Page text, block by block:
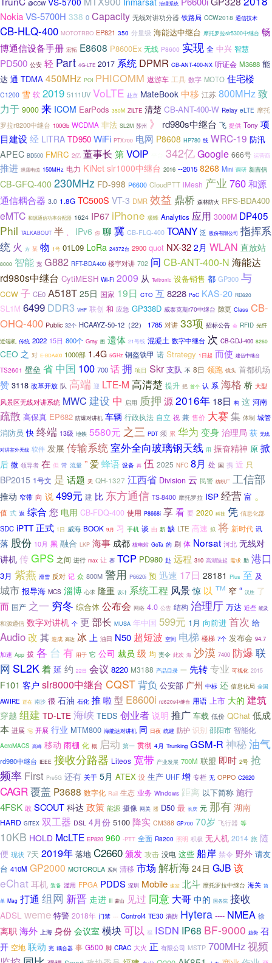
@CCW 治理系统
NokiaVS-5700H 338 0 Capacity 无线对讲功分器 铁路局 CCW2018 通信技术
CB-HLQ-400 MOTOTRBO EP821 350 分量级 海能达中继台 摩托罗拉slr5300中继台 畅
博通信设备手册 宏拓 E8608 P8600Ex 无线 P8600 实现 全 中兴 智慧
PD500 公安 轻 Part 4G-LTE 2017 系统 DPMR CB-ANT-400-NX 听证会 M3688 能
达 通 TDMA 450MHz POI PHICOMM 遨游车 工具 数字 MOTO 住宅楼
C1200 雪 软 2019 5111UV VoLTE 赴京 MateBook 中移 江苏 800MHz致
力于 9000 来 ICOM EarPods 350M ZiLTE 清楚 CB-ANT-400-W Relay eLTE 摩托
罗拉r8200中继台 100Gb WCDMA 非法 SL2M 苏州 》 rd980s中继台 飞 提供 Tony 项
目建设经 LiTRA TD950 WiFi PTX700 电网 P8608 HP780 线 WRC-19 防汛
APEC BD500 FMRC 2亿 董事长 第VOIP 342亿Google 666号 运营商
推进 泄露电缆 150MHz 电力 KiNet slr1000中继台 2016 --2015 8268 Mini 调研 新吉信
CB-GFQ-400 230MHz FD-998 P6600 CloudPTT iMesh 产业 760和源
通信耦合器 3.0 1.8G TC500S VT-3 DMR 效益 鼎桥 森林防火 RFS-BDA400
eMTC 和源通信功率分配器 1624 IP67 iPhone 极蜂 Analytics 应用 3000M DP405
Phil TALKABOUT 半 IPv6 你 聊 冀 CB-FLQ-400 TOANY 泛 股份有限公司 指挥系
统 火 方 某 物 1号 01L09 LoRa 24372台 2900 quot NX-32 2月 WLAN 直放站
8000 智能 宽 G882 RFT-BDA400 楼宇对讲 702 问 CB-ANT-400-N 海能达
rd980s中继台 CytiMESH Wi-Fi 2009 从 Teltronic 设备销售 都 GP300 与
CCW 子 CE0 A518T 25日 国家 19日 CTO 互 8228 PoC KAS-20 RD620
SL1M 6499 DDR3 VHF 联创 和 应急 GP338D 威泰克斯r70中继台 隙更 Class CB-
OHQ-400 Public 32个 HCAAYZ-50-12（22） 1785 对讲 33项 招标公告 会 RFID 光纤
近端机 传统 2022 15日 800个 Gray 图 遗体 21号线 混凝土 数字中继台 次 CB-GDJ-400 8260
CEO 之 对 E-BDA400 1000部 1.4G 5GHz 钢盔铁甲 诺 Strategy 1日起 而使 建伍中继台
TS2601 壁垒 省 中国 100 700 话拥 项目 Skr 支队 不 8日 领跑 镜头 首都机场
赞 3118 改革开放 队 高端 迎 LTE-M 高清楚 提升 把 首个 认 系 海格 桥 大型
风景区无线对讲系统 MWC 建设 中 启用 质押 源2016年 18日 构 这 河南
疏散 高保真 EP682 防爆对讲机 车辆 行政执法 自立 祝 兼 售价 大赛 集 体制 城管
消防员 快 终端 13级 地铁 5580元 之三 PDT 须 累 华为 变身 治理局 获 无线
对讲室外天线 软件 发展 传输系统室外全向玻璃钢天线 用 振奋精神 原 掀
后 微 领导者 在 但 常 流量 ” 爱蜂语 设备 再 伍 2025 NFC 8月 处 国 携 近 只
BP2015 1号文 是 话题 天 QH-1327 江西省 Division 云 民警 纺织厂 工信部
推动 窄带 向 说 499元 建 比 东方通信 TS-8400 摩托罗拉 ISP 经营 富 。
值 式 返 综合 您 电用 CB-FDQ-400 使用 P8668i 享看 要 2020 科技 凭 信息化部
SDC iPTT 正式 1日 威海 BOOK 9月 习 手机 谈 由 新 缺 LTE 高速 拟 将 新时代 讯
落 股份 10月 黑 融合 LKP 海事 成都 核电站 GoTa 的 刷 体 Norsat 河北 无线对
讲机 传 GPS 之间 进行 max 让 赛 TCP PD980 赴 远程 310 高潮迭起 需求 助 港口
3月 紫燕 滑雪 反对 记 众 800M 警用 P6620i 预 迅速 17日 28181 Plus 至 及
城市 报导海 MCS 淄博 心求 隆重 设计 系统工程 风景 惊 以 ™ 窄 “ 汉胜 了
而 国产 之一 穷冬 综合体 公布会 网络 4.0 公告 结构 治理厅 万达 近些 能及
和源通信 数字对讲机 个 更 部长 MUSA 年中国 599元 1月 向前进 首次 给
Audio改 其 造成 高达 冰 上 油田 N50 超短波 空间 电梯 楼梯 7个 发布会 94.7
加速 App 拨 各 台 有 用于 它 公司 裁员 级 均 责令 此次 海 沙漠 7400 防爆 联
网 SL2K着延 约 22日 会议 8220 M3188 产品目录 一 先转专业 可视化 2015
F101 客户 slr8000中继台 CQST背负 公安部 广州 中标 还 信息化局 全国
AWIRE 正在 南沙 很 石油 石化 推 啦 型 E8600i rd620s中继台 用语 上市 大的 建筑
穿越 组建 TD-LTE 海峡 TEDS 创业者 说明 推广 车载 低价 QChat 低成
本 进展 宅 开展 行业 MTM800 海能达对讲机 同 日夜 统建 防护 识别 邵阳市 智能化
AeroMACS 高峰 移动 雨棚 化 概 启动 第一 贯彻 4月 Trunking GSM-R 神秘油气
rd980中继台 IEEE 接收分路器 Liteos 宽带 产业发展 700M 联盟 即时 2号 抢
频率 First Pre5G 还有 关于 5月 ATEX 没 生产 UHF 增 专栏 无 OPPO C2620
CAGR覆盖 P3688 数字化 Rail 生态 业务 Windows 距离 以下简称 施行
4FSK 敢 SCOUT 科达 政策 能源 摄像 网关 器 D50 最 长庆 元 那有 湖南
HARD GITEX 双工器 DSL 4月份 5100 降实 CM388 GP700 70岁 飞行器 等
10KB HOLD McLTE EP820 960 -PTT 全面 R8200 照明 积极 无人机 2014 旅 随
便 现状 7天 2019年 落地 C2660 颁发 攻击 没电 这些 船岸 禁令 野外 请友
台 410M GP2000 MOTOROLA 系列 清移 市场 解析海 24日 GJB 该
eChat耳机 装备 滥用 FPGA PDDS 深圳 Mobile 速发 北斗 摩托罗拉中继台 海关 简
单 Mag 打通 组网 新晋 走进 III 蒙山 见过 同意 大哥 中的 国务院 接收
ADSL weme 特警 2018年 门禁 --- Control4 TE30 消防 Hytera ---- NMEA 徐
离职 海外 上海 身份 会议室 模块可以 福 ISDN IP68 BF-9000 趋势 召
开 空地 联动 完 耦合器 事 G500 脚 CRAC 大火 正 有限公司 MSTP 700MHz视频